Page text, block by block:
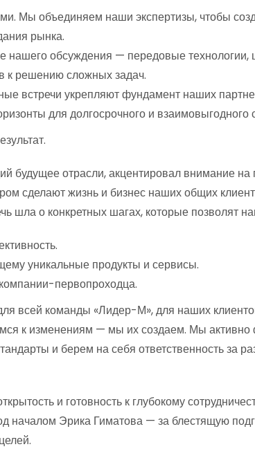
Мы объединяем наши экспертизы, чтобы
рынка.
нашего обсуждения — передовые технологии,
к решению сложных задач.
встречи укрепляют фундамент наших
для долгосрочного и взаимовыгодного
будущее отрасли, акцентировал внимание на
сделают жизнь и бизнес наших общих
шла о конкретных шагах, которые позволят
уникальные продукты и сервисы.
первопроходца.
всей команды «Лидер-М», для наших
к изменениям — мы их создаем. Мы
и берем на себя ответственность за
и готовность к глубокому
началом Эрика Гиматова — за блестящую